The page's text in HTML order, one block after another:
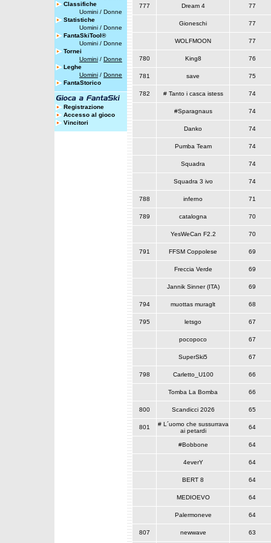
Classifiche
Uomini / Donne
Statistiche
Uomini / Donne
FantaSkiTool®
Uomini / Donne
Tornei
Uomini / Donne
Leghe
Uomini / Donne
FantaStorico
Registrazione
Accesso al gioco
Vincitori
777 Dream 4 77
Gioneschi 77
WOLFMOON 77
780 King8 76
781 save 75
782 # Tanto i casca istess 74
#Sparagnaus 74
Danko 74
Pumba Team 74
Squadra 74
Squadra 3 ivo 74
788 inferno 71
789 catalogna 70
YesWeCan F2.2 70
791 FFSM Coppolese 69
Freccia Verde 69
Jannik Sinner (ITA) 69
794 muottas muraglt 68
795 letsgo 67
pocopoco 67
SuperSki5 67
798 Carletto_U100 66
Tomba La Bomba 66
800 Scandicci 2026 65
801
# L´uomo che sussurrava
ai petardi
64
#Bobbone 64
4everY 64
BERT 8 64
MEDIOEVO 64
Palermoneve 64
807 newwave 63